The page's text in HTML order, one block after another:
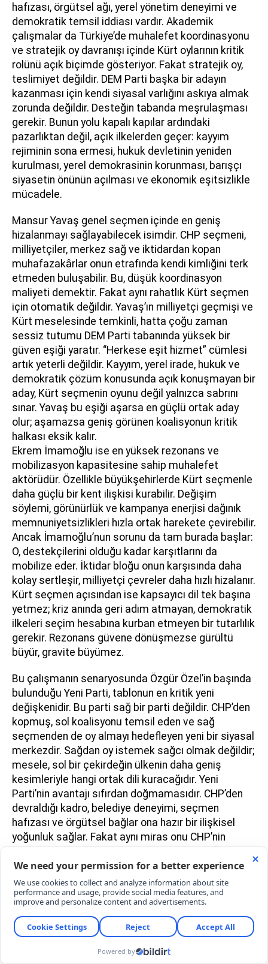
hafızası, örgütsel ağı, yerel yönetim deneyimi ve
demokratik temsil iddiası vardır. Akademik
çalışmalar da Türkiye’de muhalefet koordinasyonu
ve stratejik oy davranışı içinde Kürt oylarının kritik
rolünü açık biçimde gösteriyor. Fakat stratejik oy,
teslimiyet değildir. DEM Parti başka bir adayın
kazanması için kendi siyasal varlığını askıya almak
zorunda değildir. Desteğin tabanda meşrulaşması
gerekir. Bunun yolu kapalı kapılar ardındaki
pazarlıktan değil, açık ilkelerden geçer: kayyım
rejiminin sona ermesi, hukuk devletinin yeniden
kurulması, yerel demokrasinin korunması, barışçı
siyasetin önünün açılması ve ekonomik eşitsizlikle
mücadele.
Mansur Yavaş genel seçmen içinde en geniş
hizalanmayı sağlayabilecek isimdir. CHP seçmeni,
milliyetçiler, merkez sağ ve iktidardan kopan
muhafazakârlar onun etrafında kendi kimliğini terk
etmeden buluşabilir. Bu, düşük koordinasyon
maliyeti demektir. Fakat aynı rahatlık Kürt seçmen
için otomatik değildir. Yavaş’ın milliyetçi geçmişi ve
Kürt meselesinde temkinli, hatta çoğu zaman
sessiz tutumu DEM Parti tabanında yüksek bir
güven eşiği yaratır. “Herkese eşit hizmet” cümlesi
artık yeterli değildir. Kayyım, yerel irade, hukuk ve
demokratik çözüm konusunda açık konuşmayan bir
aday, Kürt seçmenin oyunu değil yalnızca sabrını
sınar. Yavaş bu eşiği aşarsa en güçlü ortak aday
olur; aşamazsa geniş görünen koalisyonun kritik
halkası eksik kalır.
Ekrem İmamoğlu ise en yüksek rezonans ve
mobilizasyon kapasitesine sahip muhalefet
aktörüdür. Özellikle büyükşehirlerde Kürt seçmenle
daha güçlü bir kent ilişkisi kurabilir. Değişim
söylemi, görünürlük ve kampanya enerjisi dağınık
memnuniyetsizlikleri hızla ortak harekete çevirebilir.
Ancak İmamoğlu’nun sorunu da tam burada başlar:
O, destekçilerini olduğu kadar karşıtlarını da
mobilize eder. İktidar bloğu onun karşısında daha
kolay sertleşir, milliyetçi çevreler daha hızlı hizalanır.
Kürt seçmen açısından ise kapsayıcı dil tek başına
yetmez; kriz anında geri adım atmayan, demokratik
ilkeleri seçim hesabına kurban etmeyen bir tutarlılık
gerekir. Rezonans güvene dönüşmezse gürültü
büyür, gravite büyümez.
Bu çalışmanın senaryosunda Özgür Özel’in başında
bulunduğu Yeni Parti, tablonun en kritik yeni
değişkenidir. Bu parti sağ bir parti değildir. CHP’den
kopmuş, sol koalisyonu temsil eden ve sağ
seçmenden de oy almayı hedefleyen yeni bir siyasal
merkezdir. Sağdan oy istemek sağcı olmak değildir;
mesele, sol bir çekirdeğin ülkenin daha geniş
kesimleriyle hangi ortak dili kuracağıdır. Yeni
Parti’nin avantajı sıfırdan doğmamasıdır. CHP’den
devraldığı kadro, belediye deneyimi, seçmen
hafızası ve örgütsel bağlar ona hazır bir ilişkisel
yoğunluk sağlar. Fakat aynı miras onu CHP’nin
gölgesinde bırakabilir. Seçmen Yeni Parti’yi “daha
cesur bir CHP” olarak mı, yeni demokratik sol
merkez olarak mı, yoksa yalnızca parti içi kopuşun
ürünü olarak mı görecek? Stabilizasyon bu sorunun
cevabına bağlıdır.
Yeni Parti’nin Kürt seçmenle ilişkisi belirleyici
olacaktır. Özgür Özel, hukuk, sosyal adalet, yerel